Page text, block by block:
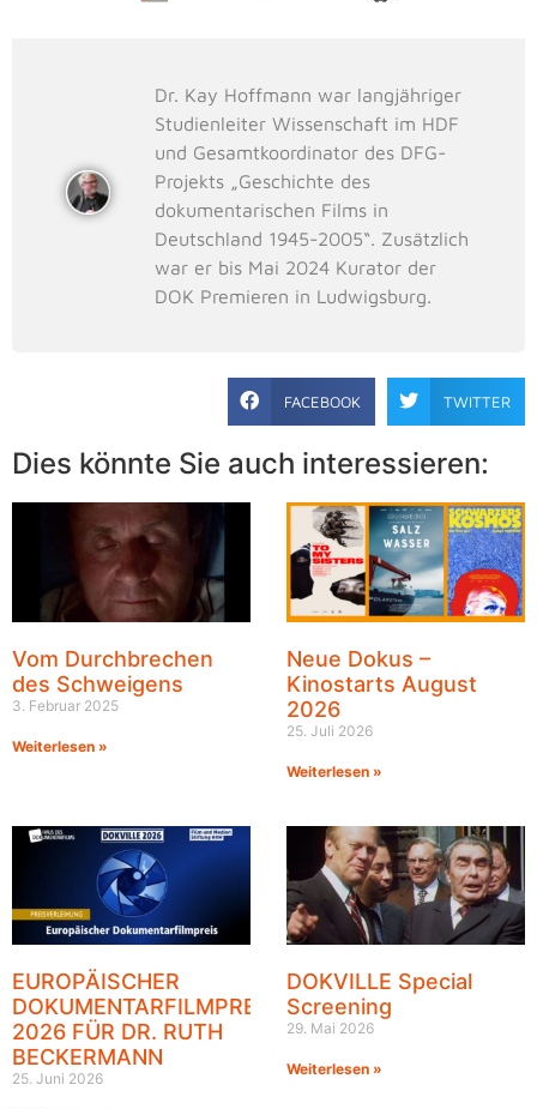
Dr. Kay Hoffmann war langjähriger
Studienleiter Wissenschaft im HDF
und Gesamtkoordinator des DFG-
Projekts „Geschichte des
dokumentarischen Films in
Deutschland 1945-2005“. Zusätzlich
war er bis Mai 2024 Kurator der
DOK Premieren in Ludwigsburg.
FACEBOOK TWITTER
Dies könnte Sie auch interessieren:
Vom Durchbrechen
des Schweigens
3. Februar 2025
Weiterlesen »
Neue Dokus –
Kinostarts August
2026
25. Juli 2026
Weiterlesen »
EUROPÄISCHER
DOKUMENTARFILMPREIS
2026 FÜR DR. RUTH
BECKERMANN
25. Juni 2026
DOKVILLE Special
Screening
29. Mai 2026
Weiterlesen »